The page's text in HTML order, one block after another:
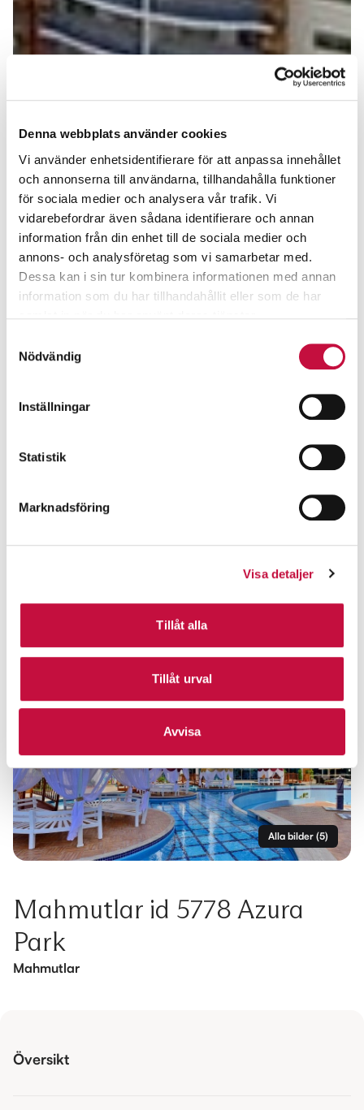
Denna webbplats använder cookies
Vi använder enhetsidentifierare för att anpassa innehållet
och annonserna till användarna, tillhandahålla funktioner
för sociala medier och analysera vår trafik. Vi
vidarebefordrar även sådana identifierare och annan
information från din enhet till de sociala medier och
annons- och analysföretag som vi samarbetar med.
Dessa kan i sin tur kombinera informationen med annan
information som du har tillhandahållit eller som de har
Nödvändig
Inställningar
Statistik
Marknadsföring
Visa detaljer
Tillåt alla
Tillåt urval
Avvisa
Alla bilder (5)
Mahmutlar id 5778 Azura
Park
Mahmutlar
Översikt